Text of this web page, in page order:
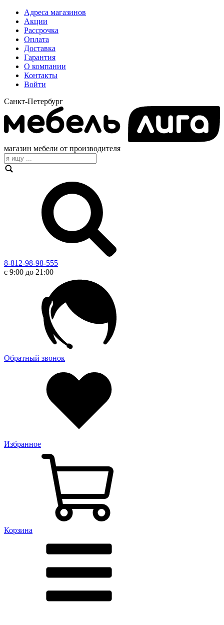
Адреса магазинов
Акции
Рассрочка
Оплата
Доставка
Гарантия
О компании
Контакты
Войти
Санкт-Петербург
магазин мебели от производителя
8-812-98-98-555
с 9:00 до 21:00
Обратный звонок
Избранное
Корзина